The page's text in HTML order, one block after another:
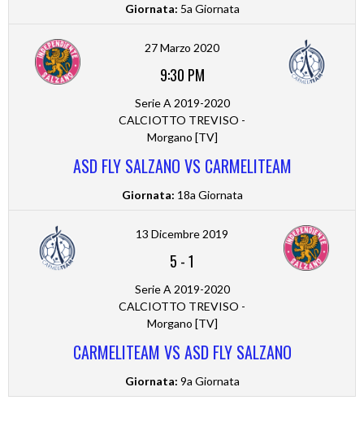
Giornata: 5a Giornata
27 Marzo 2020
9:30 PM
Serie A 2019-2020
CALCIOTTO TREVISO -
Morgano [TV]
ASD FLY SALZANO VS CARMELITEAM
Giornata: 18a Giornata
13 Dicembre 2019
5 -1
Serie A 2019-2020
CALCIOTTO TREVISO -
Morgano [TV]
CARMELITEAM VS ASD FLY SALZANO
Giornata: 9a Giornata